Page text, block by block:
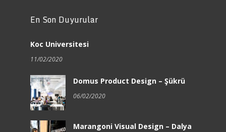
En Son Duyurular
Koc Universitesi
11/02/2020
Domus Product Design – Şükrü
06/02/2020
Marangoni Visual Design – Dalya